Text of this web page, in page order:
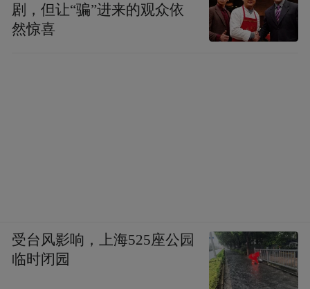
剧，但让“骗”进来的观众依
然惊喜
受台风影响，上海525座公园
临时闭园